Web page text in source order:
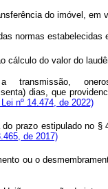
do
normas
ao cálculo do valor
transmissão,
dias, que
nº 14.474, de 2022)
prazo estipulado no §
de 2017)
ou o